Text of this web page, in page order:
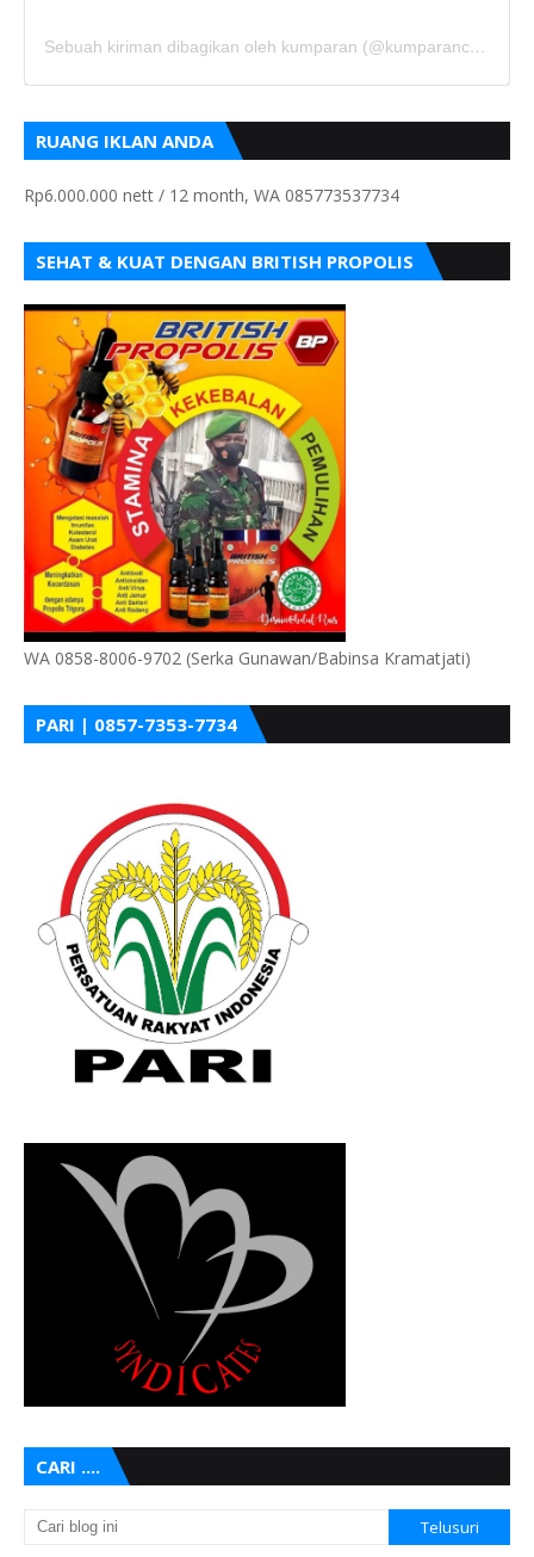
Sebuah kiriman dibagikan oleh kumparan (@kumparancom)
RUANG IKLAN ANDA
Rp6.000.000 nett / 12 month, WA 085773537734
SEHAT & KUAT DENGAN BRITISH PROPOLIS
WA 0858-8006-9702 (Serka Gunawan/Babinsa Kramatjati)
PARI | 0857-7353-7734
CARI ....